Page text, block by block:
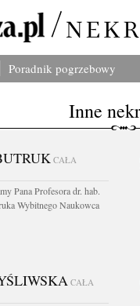
Poradnik pogrzebowy
Inne
CAŁA
Pana Profesora dr. hab.
Wybitnego Naukowca
CAŁA